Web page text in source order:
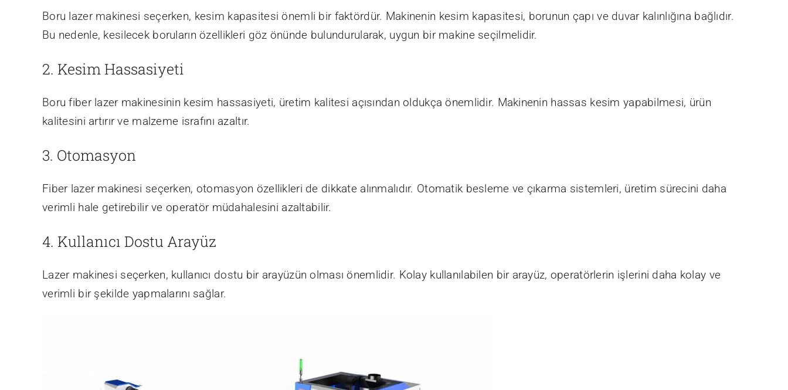
Boru lazer makinesi seçerken, kesim kapasitesi önemli bir faktördür. Makinenin kesim kapasitesi, borunun çapı ve duvar kalınlığına bağlıdır.
Bu nedenle, kesilecek boruların özellikleri göz önünde bulundurularak, uygun bir makine seçilmelidir.
2. Kesim Hassasiyeti
Boru fiber lazer makinesinin kesim hassasiyeti, üretim kalitesi açısından oldukça önemlidir. Makinenin hassas kesim yapabilmesi, ürün
kalitesini artırır ve malzeme israfını azaltır.
3. Otomasyon
Fiber lazer makinesi seçerken, otomasyon özellikleri de dikkate alınmalıdır. Otomatik besleme ve çıkarma sistemleri, üretim sürecini daha
verimli hale getirebilir ve operatör müdahalesini azaltabilir.
4. Kullanıcı Dostu Arayüz
Lazer makinesi seçerken, kullanıcı dostu bir arayüzün olması önemlidir. Kolay kullanılabilen bir arayüz, operatörlerin işlerini daha kolay ve
verimli bir şekilde yapmalarını sağlar.